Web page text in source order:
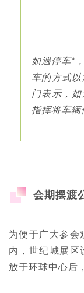
如遇停车*
车的方式
门表示，
指挥将车辆
会期摆渡
为便于广大参会
内，世纪城展区
放于环球中心后